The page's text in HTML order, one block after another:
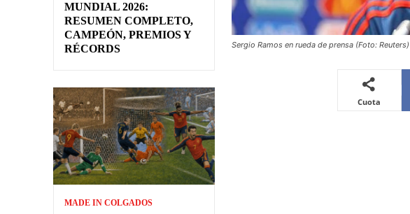
MUNDIAL 2026:
RESUMEN COMPLETO,
CAMPEÓN, PREMIOS Y
RÉCORDS
MADE IN COLGADOS
Sergio Ramos en rueda de prensa (Foto: Reuters)
Cuota